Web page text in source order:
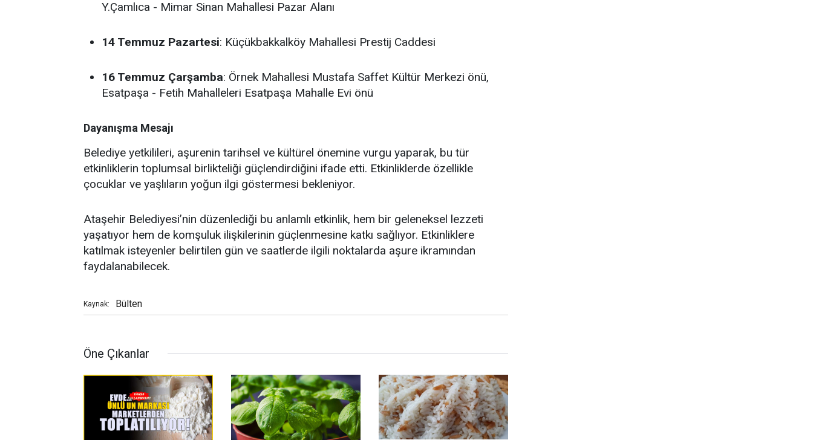
Y.Çamlıca - Mimar Sinan Mahallesi Pazar Alanı
14 Temmuz Pazartesi: Küçükbakkalköy Mahallesi Prestij Caddesi
16 Temmuz Çarşamba: Örnek Mahallesi Mustafa Saffet Kültür Merkezi önü,
Esatpaşa - Fetih Mahalleleri Esatpaşa Mahalle Evi önü
Dayanışma Mesajı
Belediye yetkilileri, aşurenin tarihsel ve kültürel önemine vurgu yaparak, bu tür
etkinliklerin toplumsal birlikteliği güçlendirdiğini ifade etti. Etkinliklerde özellikle
çocuklar ve yaşlıların yoğun ilgi göstermesi bekleniyor.
Ataşehir Belediyesi’nin düzenlediği bu anlamlı etkinlik, hem bir geleneksel lezzeti
yaşatıyor hem de komşuluk ilişkilerinin güçlenmesine katkı sağlıyor. Etkinliklere
katılmak isteyenler belirtilen gün ve saatlerde ilgili noktalarda aşure ikramından
faydalanabilecek.
Kaynak: Bülten
Öne Çıkanlar